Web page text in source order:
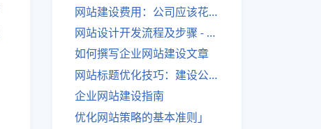
网站建设费用：公司应该花费多少？
网站设计开发流程及步骤 - 优化后的标题
如何撰写企业网站建设文章
网站标题优化技巧：建设公司的专业指导
企业网站建设指南
优化网站策略的基本准则」